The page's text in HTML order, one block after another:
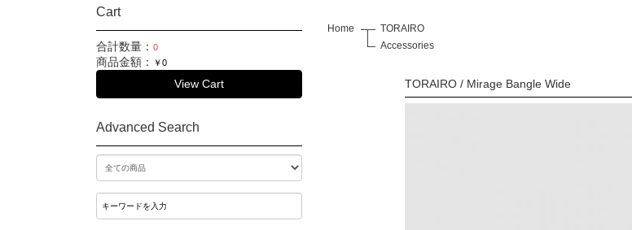
Cart
合計数量： 0
商品金額： ￥0
View Cart
Advanced Search
Home
TORAIRO
Accessories
TORAIRO / Mirage Bangle Wide